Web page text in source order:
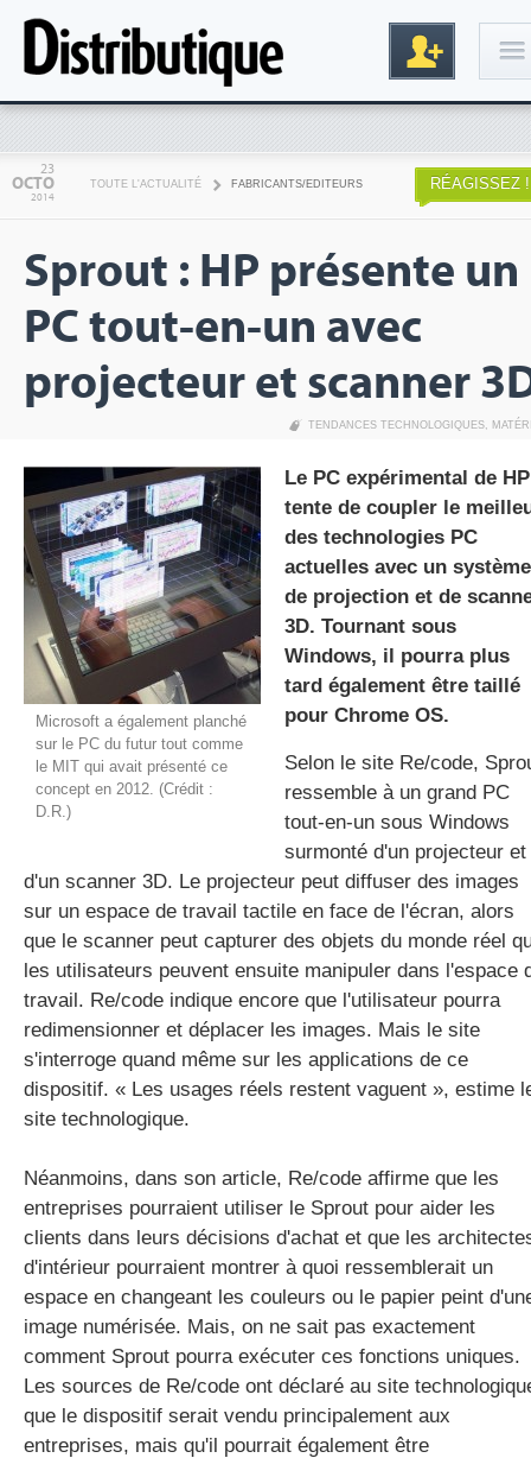
Inscription
23
OCTO
2014
TOUTE L'ACTUALITÉ FABRICANTS/EDITEURS RÉAGISSEZ !
Sprout : HP présente un
PC tout-en-un avec
projecteur et scanner
TENDANCES TECHNOLOGIQUES,
Microsoft a également planché
sur le PC du futur tout comme
le MIT qui avait présenté ce
concept en 2012. (Crédit :
D.R.)
Le PC expérimental de HP
tente de coupler le
des technologies PC
actuelles avec un système
de projection et de
3D. Tournant sous
Windows, il pourra plus
tard également être taillé
pour Chrome OS.
Selon le site Re/code,
ressemble à un grand PC
tout-en-un sous Windows
surmonté d'un projecteur et
d'un scanner 3D. Le projecteur peut diffuser des images
sur un espace de travail tactile en face de l'écran, alors
que le scanner peut capturer des objets du monde réel
les utilisateurs peuvent ensuite manipuler dans l'espace
travail. Re/code indique encore que l'utilisateur pourra
redimensionner et déplacer les images. Mais le site
s'interroge quand même sur les applications de ce
dispositif. « Les usages réels restent vaguent », estime
site technologique.
Néanmoins, dans son article, Re/code affirme que les
entreprises pourraient utiliser le Sprout pour aider les
clients dans leurs décisions d'achat et que les
d'intérieur pourraient montrer à quoi ressemblerait un
espace en changeant les couleurs ou le papier peint
image numérisée. Mais, on ne sait pas exactement
comment Sprout pourra exécuter ces fonctions uniques.
Les sources de Re/code ont déclaré au site
que le dispositif serait vendu principalement aux
entreprises, mais qu'il pourrait également être